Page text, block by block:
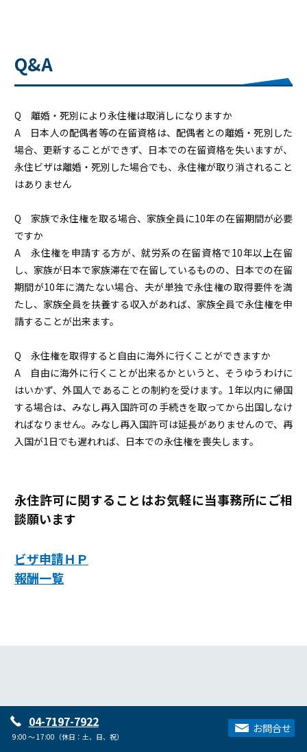
04-7197-7922
9:00 ～ 17:00（休日：土、日、祝）
お問合せ
Q&A
Q 離婚・死別により永住権は取消しになりますか
A 日本人の配偶者等の在留資格は、配偶者との離婚・死別した
場合、更新することができず、日本での在留資格を失いますが、
永住ビザは離婚・死別した場合でも、永住権が取り消されること
はありません
Q 家族で永住権を取る場合、家族全員に10年の在留期間が必要
ですか
A 永住権を申請する方が、就労系の在留資格で10年以上在留
し、家族が日本で家族滞在で在留しているものの、日本での在留
期間が10年に満たない場合、夫が単独で永住権の取得要件を満
たし、家族全員を扶養する収入があれば、家族全員で永住権を申
請することが出来ます。
Q 永住権を取得すると自由に海外に行くことができますか
A 自由に海外に行くことが出来るかというと、そうゆうわけに
はいかず、外国人であることの制約を受けます。1年以内に帰国
する場合は、みなし再入国許可の手続きを取ってから出国しなけ
ればなりません。みなし再入国許可は延長がありませんので、再
入国が1日でも遅れれば、日本での永住権を喪失します。
永住許可に関することはお気軽に当事務所にご相
談願います
ビザ申請ＨＰ
報酬一覧